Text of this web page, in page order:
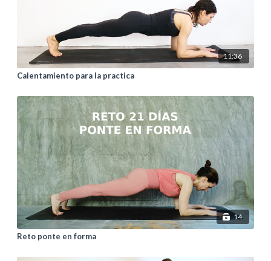
11:36
Calentamiento para la practica
14
Reto ponte en forma